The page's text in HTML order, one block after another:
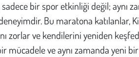
bir spor etkinliği değil; aynı
Bu maratona katılanlar,
zorlar ve kendilerini yeniden
mücadele ve aynı zamanda yeni